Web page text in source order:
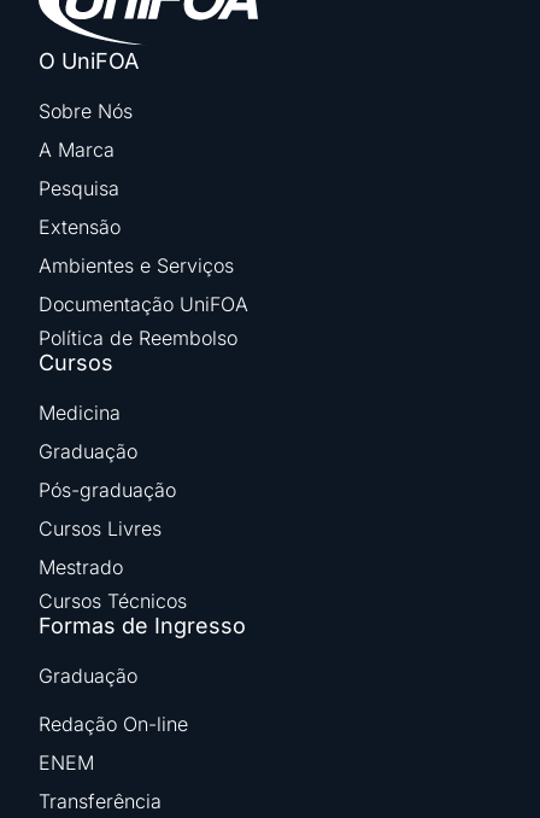
O UniFOA
Sobre Nós
A Marca
Pesquisa
Extensão
Ambientes e Serviços
Documentação UniFOA
Política de Reembolso
Cursos
Medicina
Graduação
Pós-graduação
Cursos Livres
Mestrado
Cursos Técnicos
Formas de Ingresso
Graduação
Redação On-line
ENEM
Transferência